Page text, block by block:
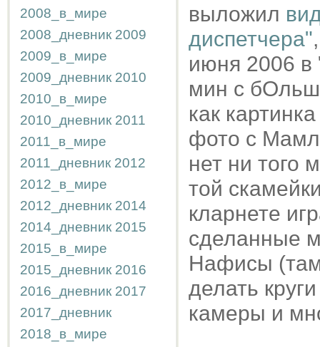
2008_в_мире
2008_дневник 2009
2009_в_мире
2009_дневник 2010
2010_в_мире
2010_дневник 2011
2011_в_мире
2011_дневник 2012
2012_в_мире
2012_дневник 2014
2014_дневник 2015
2015_в_мире
2015_дневник 2016
2016_дневник 2017
2017_дневник
2018_в_мире
выложил
диспетчера"
июня 2006 в
мин с
как
фото с
нет ни того
той
кларнете
сделанные
Нафисы (там
делать
камеры и